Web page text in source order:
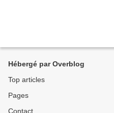
Hébergé par Overblog
Top articles
Pages
Contact